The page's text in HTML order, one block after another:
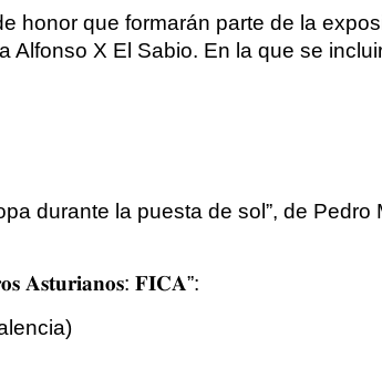
honor que formarán parte de la
Alfonso X El Sabio. En la que se
durante la puesta de sol”, de Pedro
𝐀𝐬𝐭𝐮𝐫𝐢𝐚𝐧𝐨𝐬: 𝐅𝐈𝐂𝐀”: